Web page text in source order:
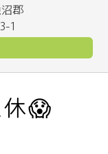
郡
1
😱